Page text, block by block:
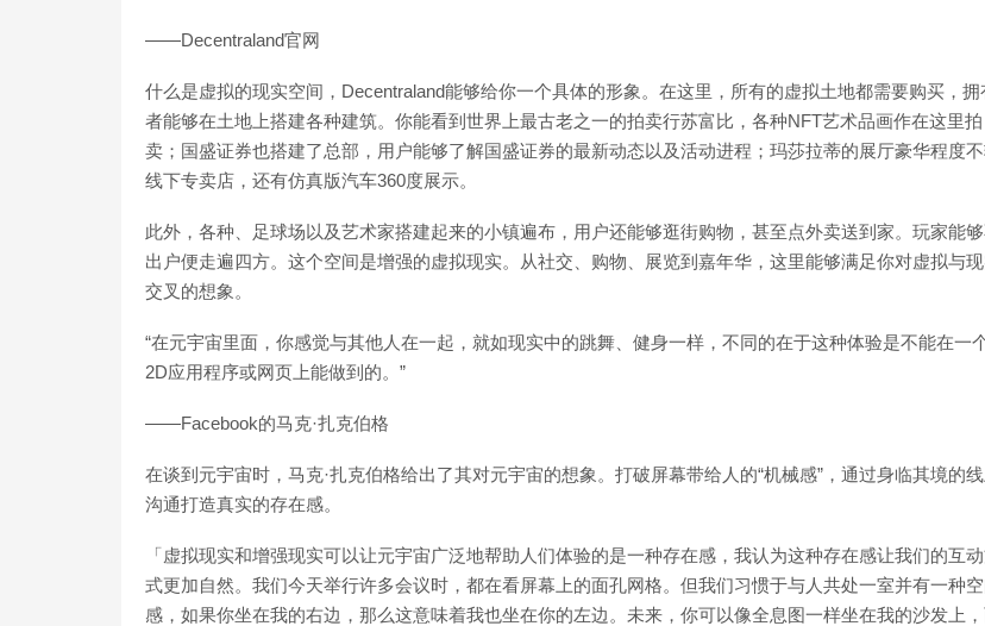
——Decentraland官网
什么是虚拟的现实空间，Decentraland能够给你一个具体的形象。在这里，所有的虚拟土地都需要购买，拥
者能够在土地上搭建各种建筑。你能看到世界上最古老之一的拍卖行苏富比，各种NFT艺术品画作在这里拍
卖；国盛证券也搭建了总部，用户能够了解国盛证券的最新动态以及活动进程；玛莎拉蒂的展厅豪华程度
线下专卖店，还有仿真版汽车360度展示。
此外，各种、足球场以及艺术家搭建起来的小镇遍布，用户还能够逛街购物，甚至点外卖送到家。玩家能
出户便走遍四方。这个空间是增强的虚拟现实。从社交、购物、展览到嘉年华，这里能够满足你对虚拟与
交叉的想象。
“在元宇宙里面，你感觉与其他人在一起，就如现实中的跳舞、健身一样，不同的在于这种体验是不能在一
2D应用程序或网页上能做到的。”
——Facebook的马克·扎克伯格
在谈到元宇宙时，马克·扎克伯格给出了其对元宇宙的想象。打破屏幕带给人的“机械感”，通过身临其境的
沟通打造真实的存在感。
「虚拟现实和增强现实可以让元宇宙广泛地帮助人们体验的是一种存在感，我认为这种存在感让我们的互
式更加自然。我们今天举行许多会议时，都在看屏幕上的面孔网格。但我们习惯于与人共处一室并有一种
感，如果你坐在我的右边，那么这意味着我也坐在你的左边。未来，你可以像全息图一样坐在我的沙发上